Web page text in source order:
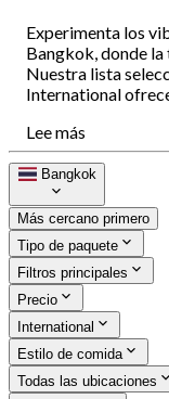
Experimenta los
Bangkok, donde
Nuestra lista
International
Lee más
Bangkok
Más cercano primero
Tipo de paquete
Filtros principales
Precio
International
Estilo de comida
Todas las ubicaciones